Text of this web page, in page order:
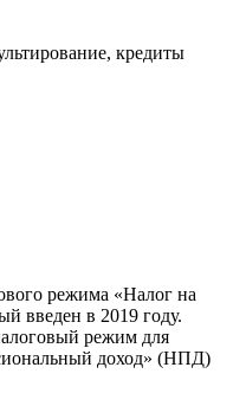
кредиты
режима «Налог на
введен в 2019 году.
режим для
доход» (НПД)